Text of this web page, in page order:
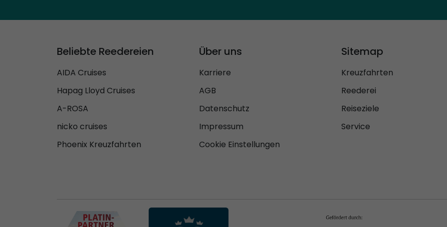
Beliebte Reedereien
AIDA Cruises
Hapag Lloyd Cruises
A-ROSA
nicko cruises
Phoenix Kreuzfahrten
Über uns
Karriere
AGB
Datenschutz
Impressum
Cookie Einstellungen
Sitemap
Kreuzfahrten
Reederei
Reiseziele
Service